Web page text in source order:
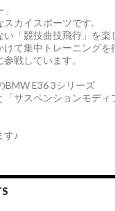
スカイスポーツです.
「競技曲技飛行」を楽
けて集中トレーニングを
戦しています。
BMW E36 3シリーズ
「サスペンションモデ
す♪